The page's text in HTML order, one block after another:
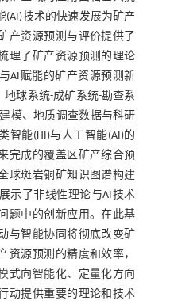
(AI)技术的快速发展为矿产
产资源预测与评价提供了
理了矿产资源预测的理论
AI赋能的矿产资源预测新
地球系统-成矿系统-勘查系
模、地质调查数据与科研
智能(HI)与人工智能(AI)的
完成的覆盖区矿产综合预
球斑岩铜矿知识图谱构建
示了非线性理论与AI技术
题中的创新应用。在此基
与智能协同将彻底改变矿
资源预测的精度和效率，
式向智能化、定量化方向
动提供重要的理论和技术